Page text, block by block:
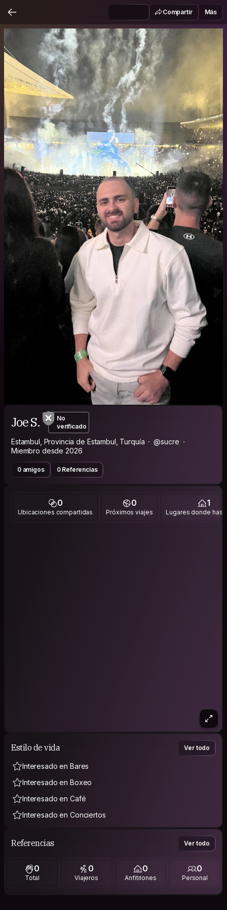
Compartir Más
Joe S.
No
verificado
Estambul, Provincia de Estambul, Turquía
@sucre
Miembro desde 2026
0 amigos 0 Referencias
0
Ubicaciones compartidas
0
Próximos viajes
1
Lugares donde has
Estilo de vida Ver todo
Interesado en Bares
Interesado en Boxeo
Interesado en Café
Interesado en Conciertos
Referencias Ver todo
0
Total
0
Viajeros
0
Anfitriones
0
Personal